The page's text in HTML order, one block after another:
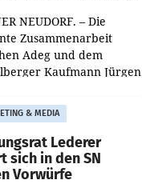
NEUDORF. – Die
Zusammenarbeit
Adeg und dem
Kaufmann Jürgen
Die
Bundeskartellanwalt
& MEDIA
Lederer
sich in den SN
Vorwürfe